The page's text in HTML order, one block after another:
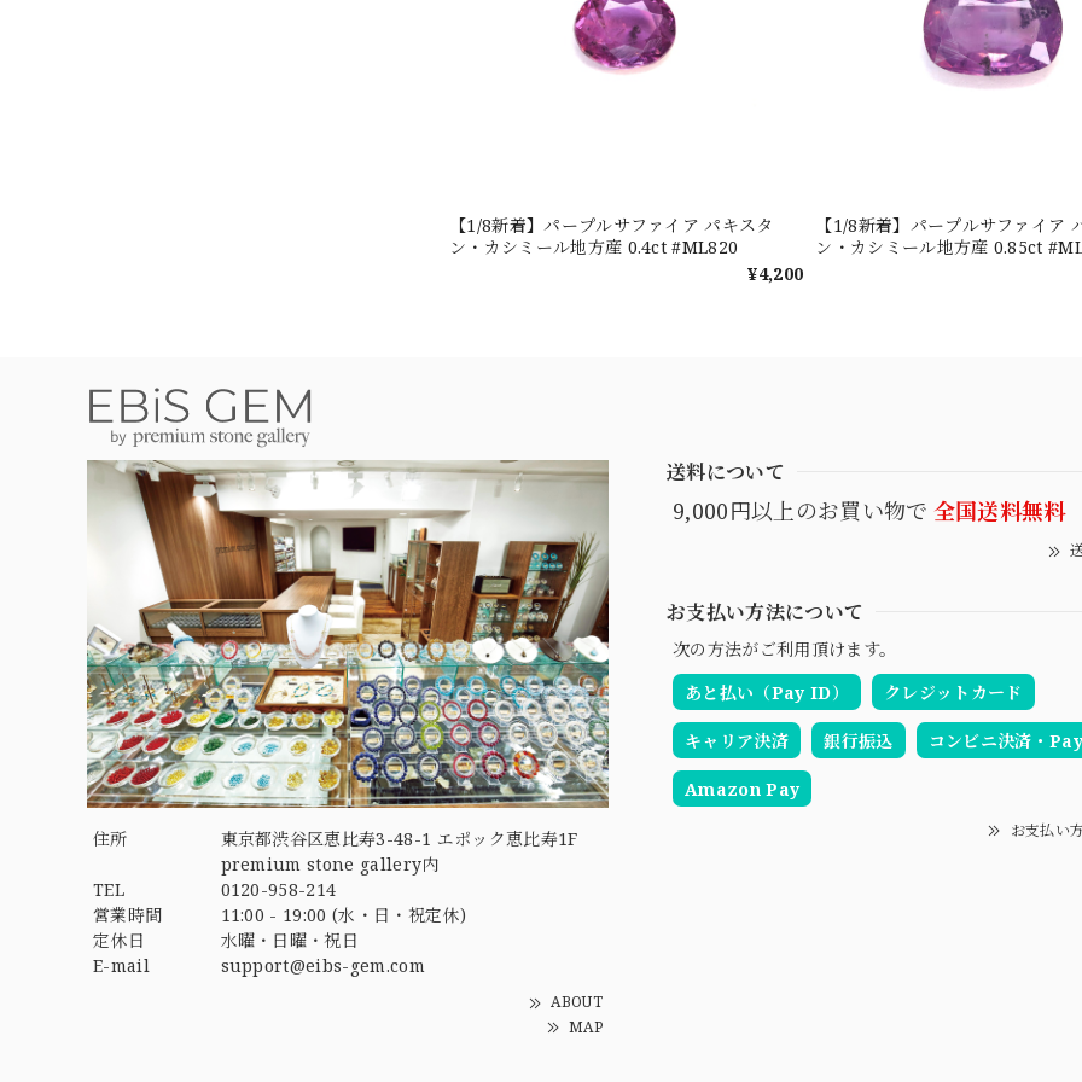
【1/8新着】パープルサファイア パキスタ
ン・カシミール地方産 0.4ct #ML820
¥4,200
【1/8新着】パープルサファイア
ン・カシミール地方産 0.85ct
住所
東京都渋谷区恵比寿3-48-1 エポック恵比寿1F
premium stone gallery内
TEL
0120-958-214
営業時間
11:00 - 19:00 (水・日・祝定休)
定休日
水曜・日曜・祝日
E-mail
support@eibs-gem.com
ABOUT
MAP
送料について
9,000円以上のお買い物で 全国送料無料
お支払い方法について
次の方法がご利用頂けます。
あと払い（Pay ID）
クレジットカード
キャリア決済 銀行振込 コンビニ決済・
Amazon Pay
お支払い